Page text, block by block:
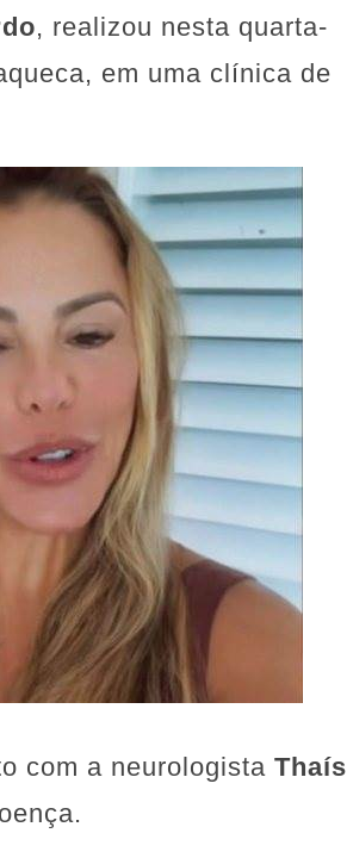
, realizou nesta quarta-
em uma clínica de
com a neurologista Thaís